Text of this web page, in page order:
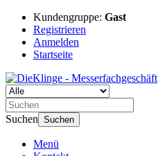
Kundengruppe: Gast
Registrieren
Anmelden
Startseite
Suchen Suchen
Menü